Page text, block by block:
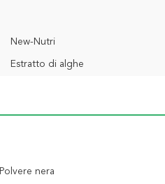
New-Nutri
Estratto di alghe
Polvere nera